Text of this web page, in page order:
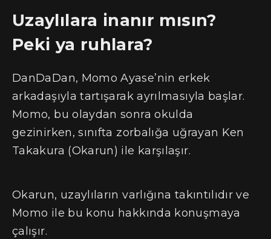
Uzaylılara inanır mısın?
Peki ya ruhlara?
DanDaDan, Momo Ayase’nin erkek
arkadaşıyla tartışarak ayrılmasıyla başlar.
Momo, bu olaydan sonra okulda
gezinirken, sınıfta zorbalığa uğrayan Ken
Takakura (Okarun) ile karşılaşır.
Okarun, uzaylıların varlığına takıntılıdır ve
Momo ile bu konu hakkında konuşmaya
çalışır.